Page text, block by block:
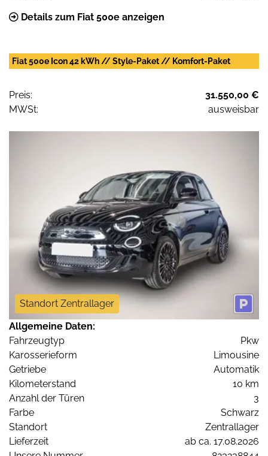
Details zum Fiat 500e anzeigen
Fiat 500e Icon 42 kWh // Style-Paket // Komfort-Paket
Preis:
31.550,00 €
MWSt:
ausweisbar
Standort Zentrallager
Allgemeine Daten:
Fahrzeugtyp
Pkw
Karosserieform
Limousine
Getriebe
Automatik
Kilometerstand
10 km
Anzahl der Türen
3
Farbe
Schwarz
Standort
Zentrallager
Lieferzeit
ab ca. 17.08.2026